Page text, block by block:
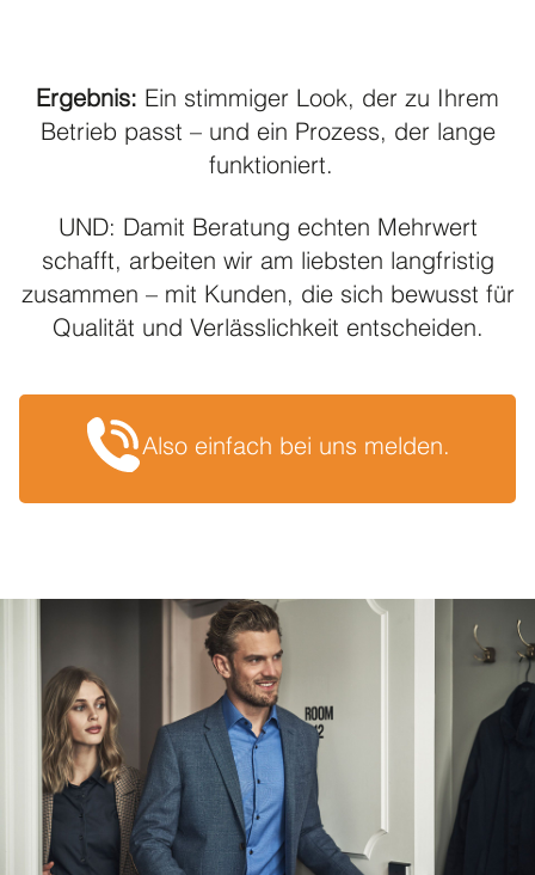
Ergebnis: Ein stimmiger Look, der zu Ihrem
Betrieb passt – und ein Prozess, der lange
funktioniert.
UND: Damit Beratung echten Mehrwert
schafft, arbeiten wir am liebsten langfristig
zusammen – mit Kunden, die sich bewusst für
Qualität und Verlässlichkeit entscheiden.
Also einfach bei uns melden.